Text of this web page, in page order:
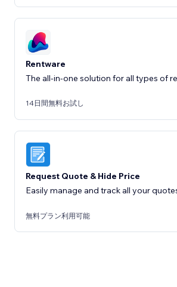
Rentware
The all-in-one solution for all types of
14日間無料お試し
Request Quote & Hide Price
Easily manage and track all your
無料プラン利用可能